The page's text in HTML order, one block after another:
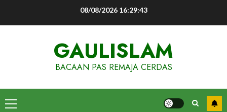
08/08/2026 16:29:44
GAULISLAM
BACAAN PAS REMAJA CERDAS
Primary